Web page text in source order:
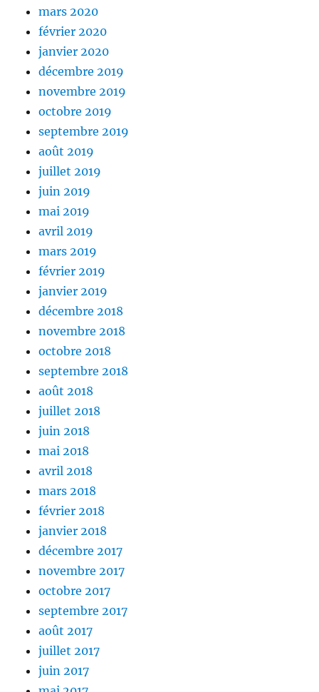
mars 2020
février 2020
janvier 2020
décembre 2019
novembre 2019
octobre 2019
septembre 2019
août 2019
juillet 2019
juin 2019
mai 2019
avril 2019
mars 2019
février 2019
janvier 2019
décembre 2018
novembre 2018
octobre 2018
septembre 2018
août 2018
juillet 2018
juin 2018
mai 2018
avril 2018
mars 2018
février 2018
janvier 2018
décembre 2017
novembre 2017
octobre 2017
septembre 2017
août 2017
juillet 2017
juin 2017